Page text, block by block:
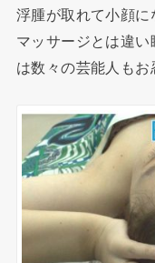
浮腫が取れて小顔
マッサージとは違
は数々の芸能人もお